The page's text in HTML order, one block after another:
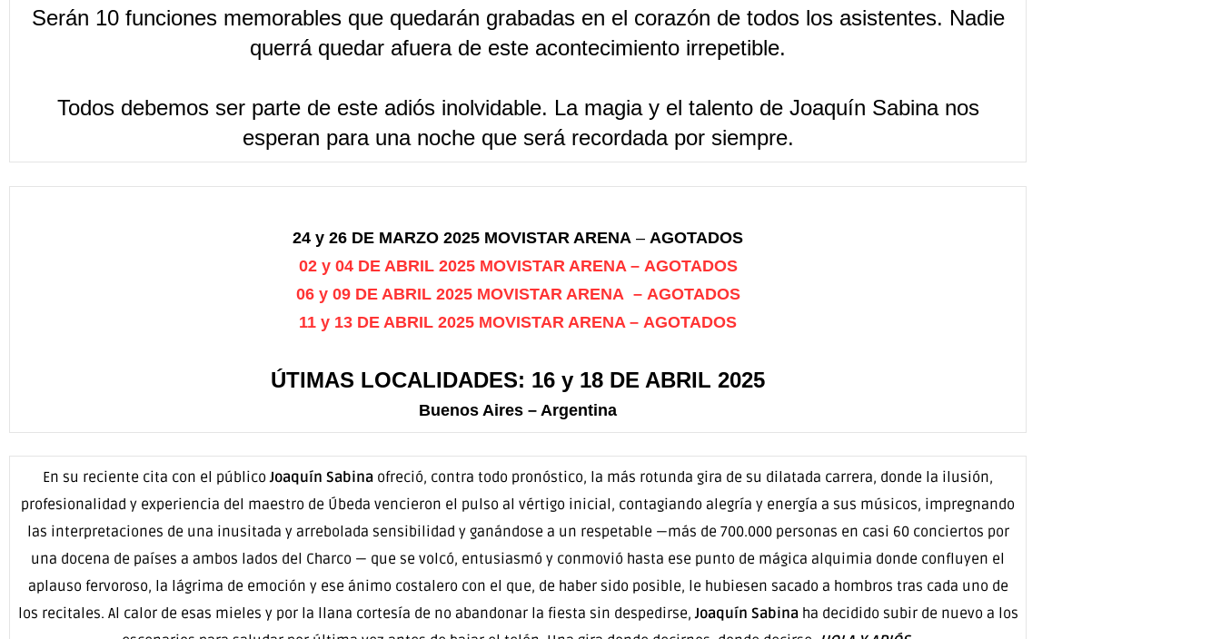
Serán 10 funciones memorables que quedarán grabadas en el corazón de todos los asistentes. Nadie
querrá quedar afuera de este acontecimiento irrepetible.
Todos debemos ser parte de este adiós inolvidable. La magia y el talento de Joaquín Sabina nos
esperan para una noche que será recordada por siempre.
24 y 26 DE MARZO 2025 MOVISTAR ARENA – AGOTADOS
02 y 04 DE ABRIL 2025 MOVISTAR ARENA – AGOTADOS
06 y 09 DE ABRIL 2025 MOVISTAR ARENA – AGOTADOS
11 y 13 DE ABRIL 2025 MOVISTAR ARENA – AGOTADOS
ÚTIMAS LOCALIDADES: 16 y 18 DE ABRIL 2025
Buenos Aires – Argentina
En su reciente cita con el públicoJoaquín Sabina ofreció, contra todo pronóstico, la más rotunda gira de su dilatada carrera, donde la ilusión,
profesionalidad y experiencia del maestro de Úbeda vencieron el pulso al vértigo inicial, contagiando alegría y energía a sus músicos, impregnando
las interpretaciones de una inusitada y arrebolada sensibilidad y ganándose a un respetable —más de 700.000 personas en casi 60 conciertos por
una docena de países a ambos lados del Charco — que se volcó, entusiasmó y conmovió hasta ese punto de mágica alquimia donde confluyen el
aplauso fervoroso, la lágrima de emoción y ese ánimo costalero con el que, de haber sido posible, le hubiesen sacado a hombros tras cada uno de
los recitales. Al calor de esas mieles y por la llana cortesía de no abandonar la fiesta sin despedirse,Joaquín Sabinaha decidido subir de nuevo a los